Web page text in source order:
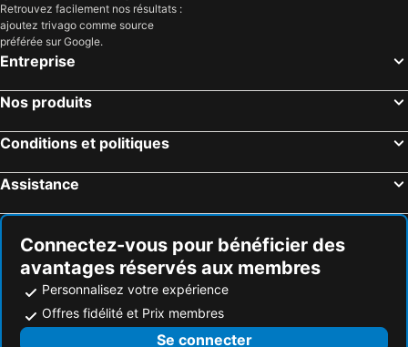
Retrouvez facilement nos résultats :
ajoutez trivago comme source
préférée sur Google.
Entreprise
Nos produits
Conditions et politiques
Assistance
Connectez-vous pour bénéficier des
avantages réservés aux membres
Personnalisez votre expérience
Offres fidélité et Prix membres
Se connecter